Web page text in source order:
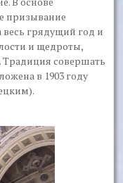
призывание
грядущий год и
и щедроты,
совершать
в 1903 году